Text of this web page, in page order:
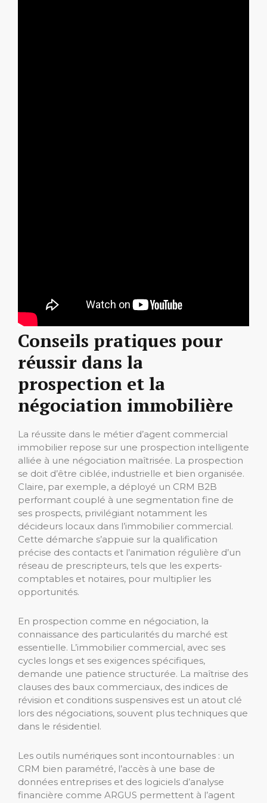
Conseils pratiques pour
réussir dans la
prospection et la
négociation immobilière
La réussite dans le métier d’agent commercial
immobilier repose sur une prospection intelligente
alliée à une négociation maîtrisée. La prospection
se doit d’être ciblée, industrielle et bien organisée.
Claire, par exemple, a déployé un CRM B2B
performant couplé à une segmentation fine de
ses prospects, privilégiant notamment les
décideurs locaux dans l’immobilier commercial.
Cette démarche s’appuie sur la qualification
précise des contacts et l’animation régulière d’un
réseau de prescripteurs, tels que les experts-
comptables et notaires, pour multiplier les
opportunités.
En prospection comme en négociation, la
connaissance des particularités du marché est
essentielle. L’immobilier commercial, avec ses
cycles longs et ses exigences spécifiques,
demande une patience structurée. La maîtrise des
clauses des baux commerciaux, des indices de
révision et conditions suspensives est un atout clé
lors des négociations, souvent plus techniques que
dans le résidentiel.
Les outils numériques sont incontournables : un
CRM bien paramétré, l’accès à une base de
données entreprises et des logiciels d’analyse
financière comme ARGUS permettent à l’agent